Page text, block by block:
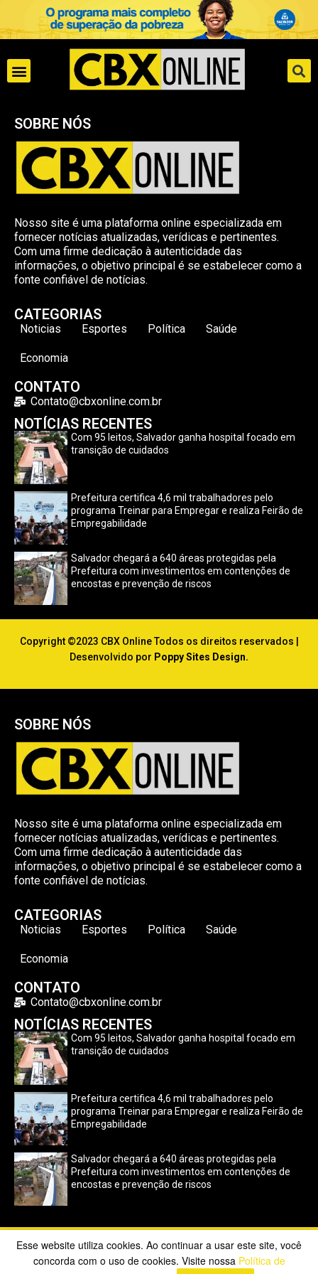
SOBRE NÓS
Nosso site é uma plataforma online especializada em
fornecer notícias atualizadas, verídicas e pertinentes.
Com uma firme dedicação à autenticidade das
informações, o objetivo principal é se estabelecer como a
fonte confiável de notícias.
CATEGORIAS
Noticias Esportes Política Saúde
Economia
CONTATO
Contato@cbxonline.com.br
NOTÍCIAS RECENTES
Com 95 leitos, Salvador ganha hospital focado em
transição de cuidados
Prefeitura certifica 4,6 mil trabalhadores pelo
programa Treinar para Empregar e realiza Feirão de
Empregabilidade
Salvador chegará a 640 áreas protegidas pela
Prefeitura com investimentos em contenções de
encostas e prevenção de riscos
Copyright ©2023 CBX Online Todos os direitos reservados |
Desenvolvido por Poppy Sites Design.
SOBRE NÓS
Nosso site é uma plataforma online especializada em
fornecer notícias atualizadas, verídicas e pertinentes.
Com uma firme dedicação à autenticidade das
informações, o objetivo principal é se estabelecer como a
fonte confiável de notícias.
CATEGORIAS
Noticias Esportes Política Saúde
Economia
CONTATO
Contato@cbxonline.com.br
NOTÍCIAS RECENTES
Com 95 leitos, Salvador ganha hospital focado em
transição de cuidados
Prefeitura certifica 4,6 mil trabalhadores pelo
programa Treinar para Empregar e realiza Feirão de
Empregabilidade
Salvador chegará a 640 áreas protegidas pela
Prefeitura com investimentos em contenções de
encostas e prevenção de riscos
Copyright ©2023 CBX Online. Todos os direitos reservados |
Desenvolvido porPoppy Sites.
Esse website utiliza cookies. Ao continuar a usar este site, você
concorda com o uso de cookies. Visite nossa Política de